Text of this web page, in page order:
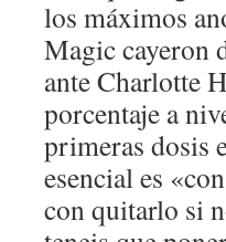
los máximos
Magic cayeron
ante Charlotte
porcentaje a
primeras dosis
esencial es
con quitarlo si